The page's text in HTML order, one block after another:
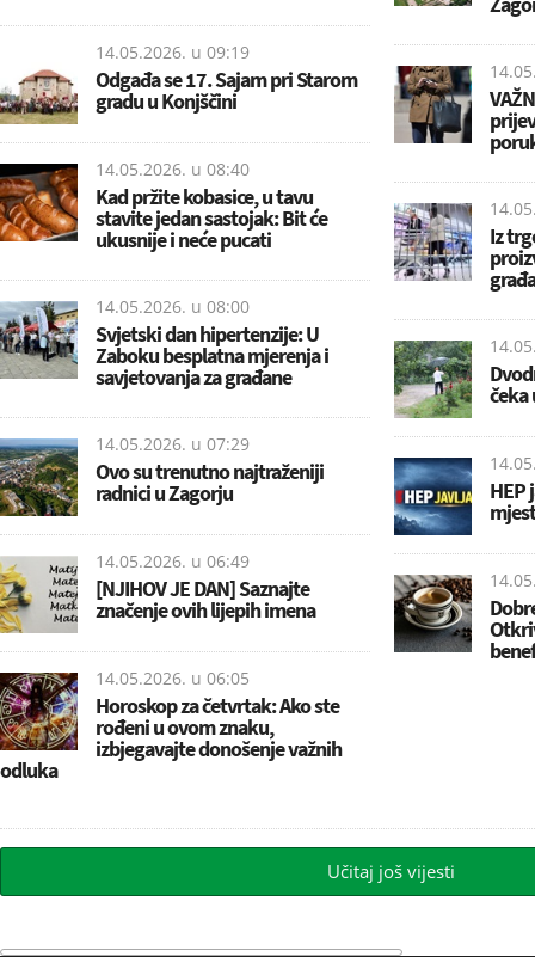
14.05.2026. u 09:19
Odgađa se 17. Sajam pri Starom
gradu u Konjščini
14.05.2026. u 08:40
Kad pržite kobasice, u tavu
stavite jedan sastojak: Bit će
ukusnije i neće pucati
14.05.2026. u 08:00
Svjetski dan hipertenzije: U
Zaboku besplatna mjerenja i
savjetovanja za građane
14.05.2026. u 07:29
Ovo su trenutno najtraženiji
radnici u Zagorju
14.05.2026. u 06:49
[NJIHOV JE DAN] Saznajte
značenje ovih lijepih imena
14.05.2026. u 06:05
Horoskop za četvrtak: Ako ste
rođeni u ovom znaku,
izbjegavajte donošenje važnih
odluka
Iz
čeka
HEP
Učitaj još vijesti